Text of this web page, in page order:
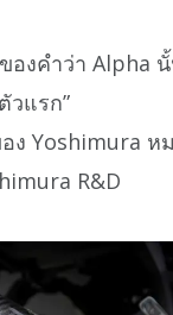
องคำว่า Alpha
วแรก”
ง Yoshimura ห
R&D